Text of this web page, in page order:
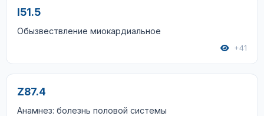
I51.5
Обызвествление миокардиальное
+41
Z87.4
Анамнез: болезнь половой системы